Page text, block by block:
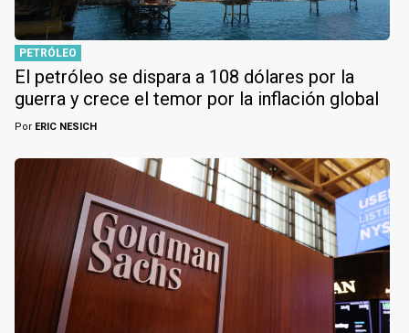
PETRÓLEO
El petróleo se dispara a 108 dólares por la
guerra y crece el temor por la inflación global
Por ERIC NESICH